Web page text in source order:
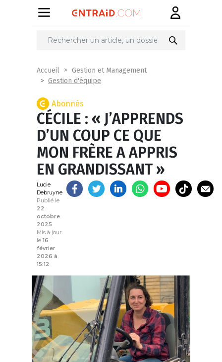
Partager
Accueil
Gestion et Management
Gestion d'équipe
Abonnés
CÉCILE : « J’APPRENDS
D’UN COUP CE QUE
MON FRÈRE A APPRIS
EN GRANDISSANT »
Lucie
Debruyne
Publié le
22
octobre
2025
Mis à jour
le 16
février
2026 à
15:12